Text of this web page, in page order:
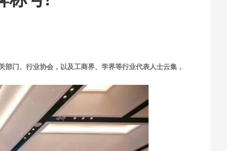
门、行业协会，以及工商界、学界等行业代表人士云集，